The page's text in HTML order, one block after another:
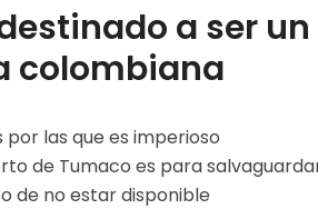
a ser
colombiana
por las que es imperioso
de Tumaco es para
de no estar disponible